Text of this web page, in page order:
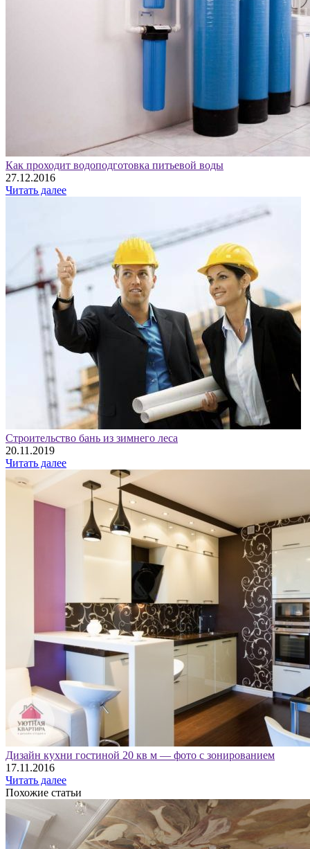
Как проходит водоподготовка питьевой воды
27.12.2016
Читать далее
Строительство бань из зимнего леса
20.11.2019
Читать далее
Дизайн кухни гостиной 20 кв м — фото с зонированием
17.11.2016
Читать далее
Похожие статьи